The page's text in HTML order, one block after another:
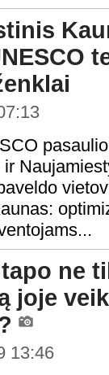
ne
joje
13:46